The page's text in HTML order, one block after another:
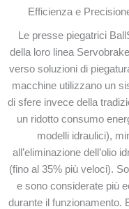
Efficienza e
Le presse piegatrici
della loro linea
verso soluzioni di
macchine utilizzano un
di sfere invece della
un ridotto consumo
modelli idraulici),
all’eliminazione dell’olio
(fino al 35% più veloci).
e sono considerate più
durante il funzionamento.